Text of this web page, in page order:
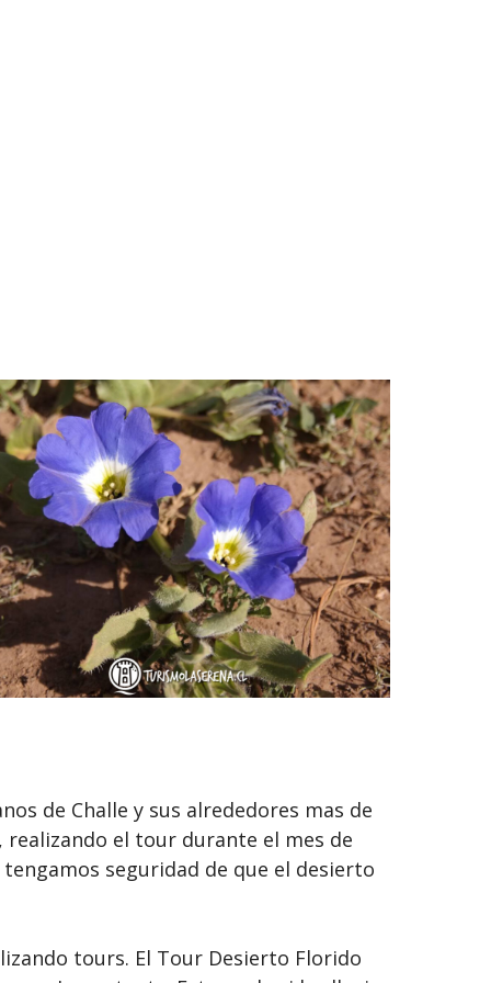
de Challe y sus alrededores mas de
el tour durante el mes de
seguridad de que el desierto
tours. El Tour Desierto Florido